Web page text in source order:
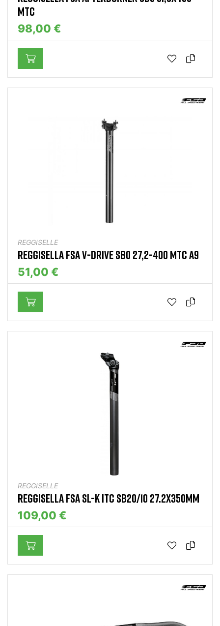
MTC
98,00 €
REGGISELLE
REGGISELLA FSA V-DRIVE SB0 27,2-400 MTC A9
51,00 €
REGGISELLE
REGGISELLA FSA SL-K ITC SB20/10 27.2X350MM
109,00 €